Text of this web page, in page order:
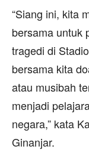
“Siang ini, kita
bersama untuk
tragedi di
bersama kita
atau musibah
menjadi
negara,” kata
Ginanjar.